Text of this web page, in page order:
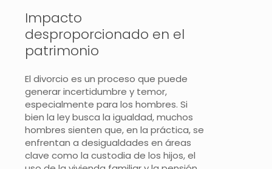
Impacto
desproporcionado en el
patrimonio
El divorcio es un proceso que puede
generar incertidumbre y temor,
especialmente para los hombres. Si
bien la ley busca la igualdad, muchos
hombres sienten que, en la práctica, se
enfrentan a desigualdades en áreas
clave como la custodia de los hijos, el